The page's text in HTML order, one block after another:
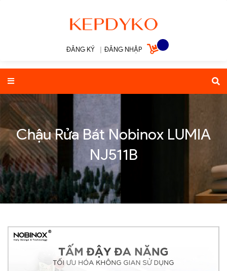
ĐĂNG KÝ ĐĂNG NHẬP
Chậu Rửa Bát Nobinox LUMIA
NJ511B